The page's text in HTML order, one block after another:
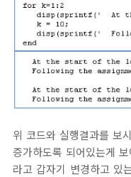
위 코드와 실행결과를 보
증가하도록 되어있는게
라고 갑자기 변경하고 있